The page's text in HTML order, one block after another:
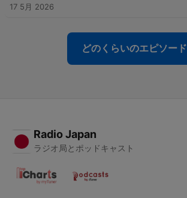
17 5月 2026
どのくらいのエピソード
Radio Japan
ラジオ局とポッドキャスト